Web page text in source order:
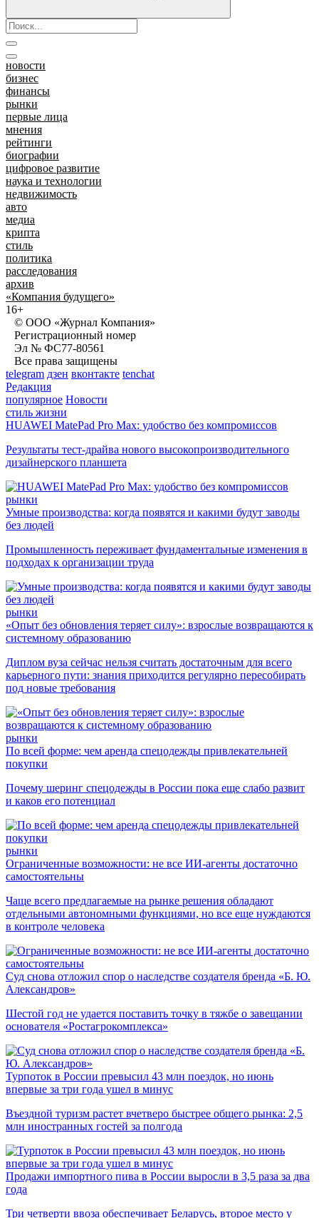
новости
бизнес
финансы
рынки
первые лица
мнения
рейтинги
биографии
цифровое развитие
наука и технологии
недвижимость
авто
медиа
крипта
стиль
политика
расследования
архив
«Компания будущего»
16+
© ООО «Журнал Компания»
Регистрационный номер
Эл № ФС77-80561
Все права защищены
telegram дзен вконтакте tenchat
Редакция
популярное Новости
стиль жизни
HUAWEI MatePad Pro Max: удобство без компромиссов
Результаты тест-драйва нового высокопроизводительного
дизайнерского планшета
рынки
Умные производства: когда появятся и какими будут заводы
без людей
Промышленность переживает фундаментальные изменения в
подходах к организации труда
рынки
«Опыт без обновления теряет силу»: взрослые возвращаются к
системному образованию
Диплом вуза сейчас нельзя считать достаточным для всего
карьерного пути: знания приходится регулярно пересобирать
под новые требования
рынки
По всей форме: чем аренда спецодежды привлекательней
покупки
Почему шеринг спецодежды в России пока еще слабо развит
и каков его потенциал
рынки
Ограниченные возможности: не все ИИ-агенты достаточно
самостоятельны
Чаще всего предлагаемые на рынке решения обладают
отдельными автономными функциями, но все еще нуждаются
в контроле человека
Суд снова отложил спор о наследстве создателя бренда «Б. Ю.
Александров»
Шестой год не удается поставить точку в тяжбе о завещании
основателя «Ростагрокомплекса»
Турпоток в России превысил 43 млн поездок, но июнь
впервые за три года ушел в минус
Въездной туризм растет вчетверо быстрее общего рынка: 2,5
млн иностранных гостей за полгода
Продажи импортного пива в России выросли в 3,5 раза за два
года
Три четверти ввоза обеспечивает Беларусь, второе место у